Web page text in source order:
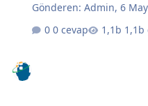
Gönderen:Admin,6
0 cevap